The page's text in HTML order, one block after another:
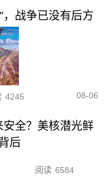
战争已没有后方
4245 08-06
全？美核潜光鲜
后
阅读 6584